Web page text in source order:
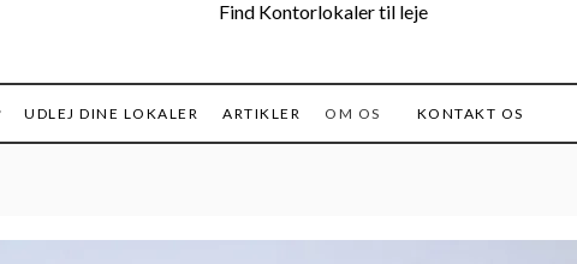
Find Kontorlokaler til leje
UDLEJ DINE LOKALER ARTIKLER OM OS KONTAKT OS